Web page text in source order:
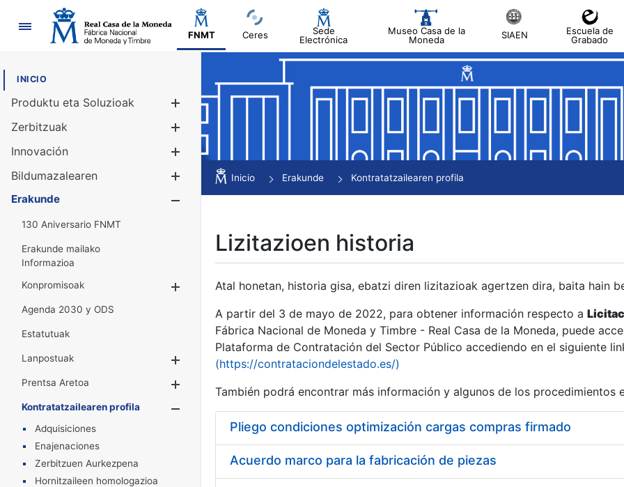
Nabigazioa
FNMT Ceres
Sede
Electrónica
Museo Casa de la
Moneda
SIAEN
Escuela de
Grabado
INICIO
Produktu eta Soluzioak
Erakutsi/Ezkutatu
Zerbitzuak
Innovación
Bildumazalearen
Erakutsi/Ezkutatu
Erakunde
130 Aniversario FNMT
Erakunde mailako
Informazioa
Konpromisoak
Erakutsi/Ezkutatu
Agenda 2030 y ODS
Estatutuak
Lanpostuak
Erakutsi/Ezkutatu
Prentsa Aretoa
Erakutsi/Ezkutatu
Kontratatzailearen profila
Erakutsi/Ezkutatu
Adquisiciones
Enajenaciones
Zerbitzuen Aurkezpena
Hornitzaileen homologazioa
Inicio Erakunde Kontratatzailearen profila
Lizitazioen historia
Atal honetan, historia gisa, ebatzi diren lizitazioak agertzen dira, baita hain
A partir del 3 de mayo de 2022, para obtener información respecto a
Fábrica Nacional de Moneda y Timbre - Real Casa de la Moneda, puede
Plataforma de Contratación del Sector Público accediendo en el siguiente
(https://contrataciondelestado.es/)
También podrá encontrar más información y algunos de los procedimientos
Pliego condiciones optimización cargas compras firmado
Acuerdo marco para la fabricación de piezas